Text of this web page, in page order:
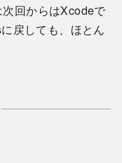
回からはXcodeで
戻しても、ほとん